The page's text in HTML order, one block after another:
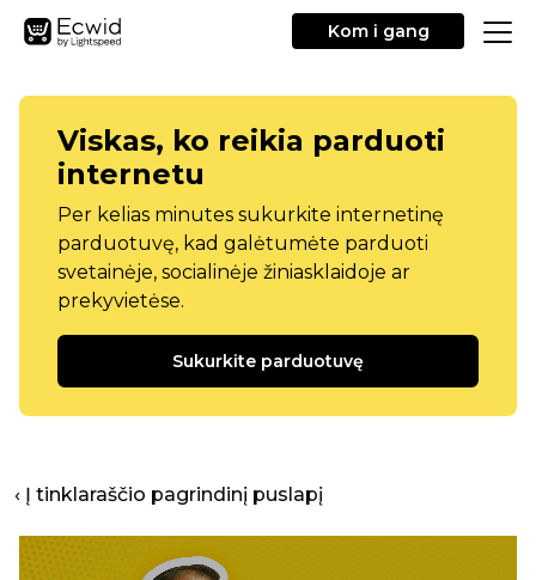
Kom i gang
Viskas, ko reikia parduoti
internetu
Per kelias minutes sukurkite internetinę
parduotuvę, kad galėtumėte parduoti
svetainėje, socialinėje žiniasklaidoje ar
prekyvietėse.
Sukurkite parduotuvę
‹ Į tinklaraščio pagrindinį puslapį